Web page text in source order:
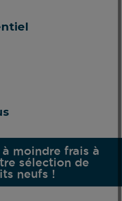
moindre frais à
sélection de
neufs !